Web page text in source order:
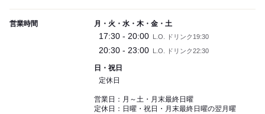
営業時間 月・火・水・木・金・土
17:30 - 20:00 L.O. ドリンク19:30
20:30 - 23:00 L.O. ドリンク22:30
日・祝日
定休日
営業日：月～土・月末最終日曜
定休日：日曜・祝日・月末最終日曜の翌月曜